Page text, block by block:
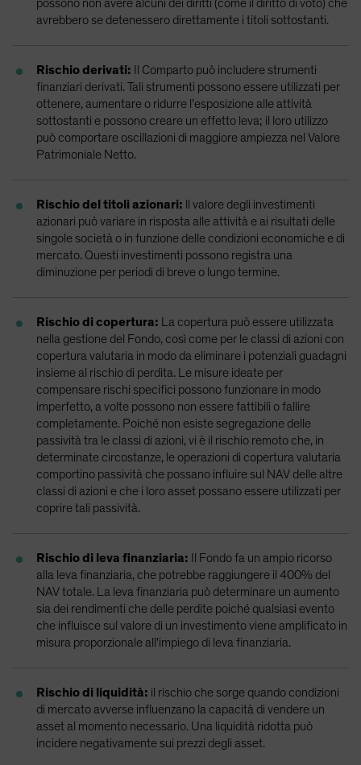
possono non avere alcuni dei diritti (come il diritto di voto) che
avrebbero se detenessero direttamente i titoli sottostanti.
Rischio derivati: Il Comparto può includere strumenti
finanziari derivati. Tali strumenti possono essere utilizzati per
ottenere, aumentare o ridurre l’esposizione alle attività
sottostanti e possono creare un effetto leva; il loro utilizzo
può comportare oscillazioni di maggiore ampiezza nel Valore
Patrimoniale Netto.
Rischio del titoli azionari:
ll valore degli investimenti
azionari può variare in risposta alle attività e ai risultati delle
singole società o in funzione delle condizioni economiche e di
mercato. Questi investimenti possono registra una
diminuzione per periodi di breve o lungo termine.
Rischio di copertura: La copertura può essere utilizzata
nella gestione del Fondo, così come per le classi di azioni con
copertura valutaria in modo da eliminare i potenziali guadagni
insieme al rischio di perdita. Le misure ideate per
compensare rischi specifici possono funzionare in modo
imperfetto, a volte possono non essere fattibili o fallire
completamente. Poiché non esiste segregazione delle
passività tra le classi di azioni, vi è il rischio remoto che, in
determinate circostanze, le operazioni di copertura valutaria
comportino passività che possano influire sul NAV delle altre
classi di azioni e che i loro asset possano essere utilizzati per
coprire tali passività.
Rischio di leva finanziaria: Il Fondo fa un ampio ricorso
alla leva finanziaria, che potrebbe raggiungere il 400% del
NAV totale. La leva finanziaria può determinare un aumento
sia dei rendimenti che delle perdite poiché qualsiasi evento
che influisce sul valore di un investimento viene amplificato in
misura proporzionale all'impiego di leva finanziaria.
Rischio di liquidità: il rischio che sorge quando condizioni
di mercato avverse influenzano la capacità di vendere un
asset al momento necessario. Una liquidità ridotta può
incidere negativamente sui prezzi degli asset.